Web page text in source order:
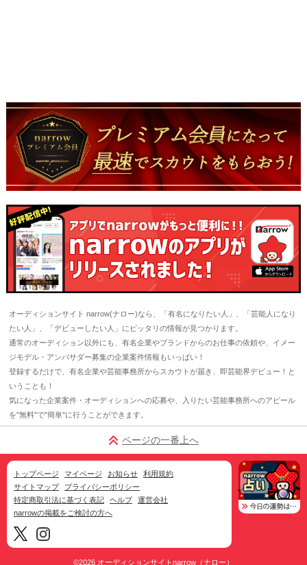
オーディションサイト narrow(ナロー)なら、「有名になりたい人」、「芸能人になり
たい人」、「デビューしたい人」にピッタリの情報が見つかります。
通常のオーディション以外にも、有名企業やブランドからのお仕事の依頼や、イメー
ジモデル・アンバサダー募集の企業案件情報もいっぱい！
登録するだけで、有名企業や芸能事務所からスカウトが届き、即芸能界デビュー！と
いうことも！
気になった企業案件・オーディションへの応募や、入りたい芸能事務所へのアピール
を"無料"で"簡単"に行うことができます。
ページの一番上へ
トップページ マイページ お知らせ
利用規約
サイトマップ
プライバシーポリシー
特定商取引法に基づく表記
ヘルプ
運営会社
narrowの掲載をご検討の方へ
©2026 オーディションサイトnarrow（ナロー）